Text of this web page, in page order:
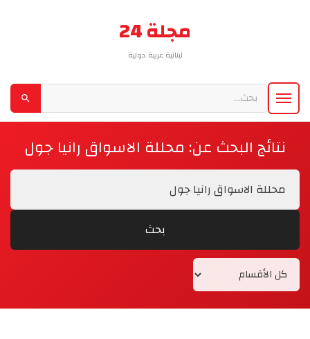
مجلة 24
لبنانية عربية دولية
نتائج البحث عن: محللة الاسواق رانيا جول
بحث